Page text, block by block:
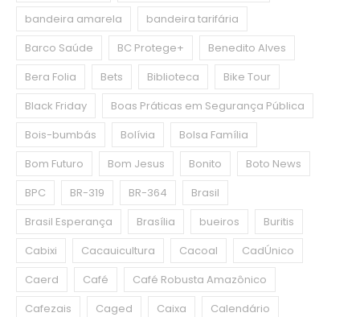
bandeira amarela
bandeira tarifária
Barco Saúde
BC Protege+
Benedito Alves
Bera Folia
Bets Biblioteca
Bike Tour
Black Friday
Boas Práticas em Segurança Pública
Bois-bumbás
Bolívia
Bolsa Família
Bom Futuro
Bom Jesus Bonito
Boto News
BPC
BR-319 BR-364
Brasil
Brasil Esperança
Brasília bueiros
Buritis
Cabixi
Cacauicultura Cacoal
CadÚnico
Caerd
Café
Café Robusta Amazônico
Cafezais
Caged Caixa
Calendário